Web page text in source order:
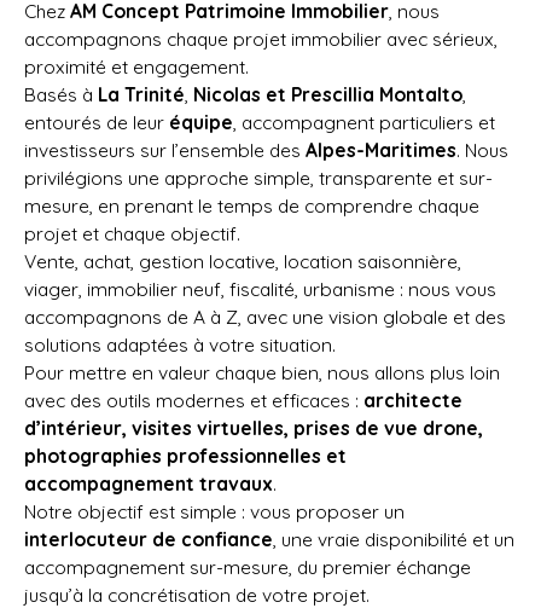
Chez AM Concept Patrimoine Immobilier, nous
accompagnons chaque projet immobilier avec sérieux,
proximité et engagement.
Basés à La Trinité, Nicolas et Prescillia Montalto,
entourés de leur équipe, accompagnent particuliers et
investisseurs sur l’ensemble des Alpes-Maritimes. Nous
privilégions une approche simple, transparente et sur-
mesure, en prenant le temps de comprendre chaque
projet et chaque objectif.
Vente, achat, gestion locative, location saisonnière,
viager, immobilier neuf, fiscalité, urbanisme : nous vous
accompagnons de A à Z, avec une vision globale et des
solutions adaptées à votre situation.
Pour mettre en valeur chaque bien, nous allons plus loin
avec des outils modernes et efficaces : architecte
d’intérieur, visites virtuelles, prises de vue drone,
photographies professionnelles et
accompagnement travaux.
Notre objectif est simple : vous proposer un
interlocuteur de confiance, une vraie disponibilité et un
accompagnement sur-mesure, du premier échange
jusqu’à la concrétisation de votre projet.